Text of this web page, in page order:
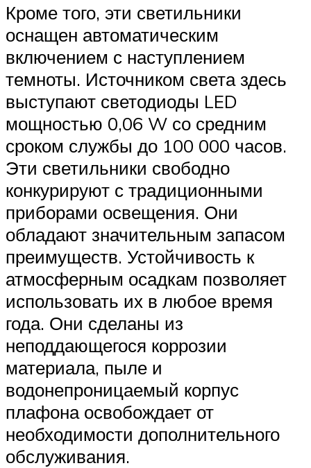
Кроме того, эти светильники
оснащен автоматическим
включением с наступлением
темноты. Источником света здесь
выступают светодиоды LED
мощностью 0,06 W со средним
сроком службы до 100 000 часов.
Эти светильники свободно
конкурируют с традиционными
приборами освещения. Они
обладают значительным запасом
преимуществ. Устойчивость к
атмосферным осадкам позволяет
использовать их в любое время
года. Они сделаны из
неподдающегося коррозии
материала, пыле и
водонепроницаемый корпус
плафона освобождает от
необходимости дополнительного
обслуживания.